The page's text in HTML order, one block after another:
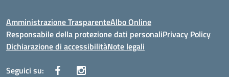
Amministrazione TrasparenteAlbo Online
Responsabile della protezione dati personaliPrivacy Policy
Dichiarazione di accessibilitàNote legali
Seguici su: